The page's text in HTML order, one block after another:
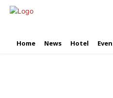
Home News Hotel